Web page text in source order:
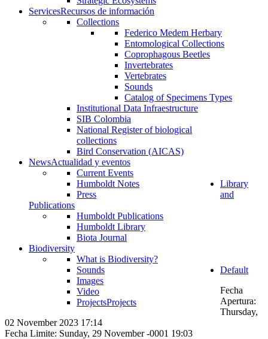
ServicesRecursos de información
Collections
Federico Medem Herbary
Entomological Collections
Coprophagous Beetles
Invertebrates
Vertebrates
Sounds
Catalog of Specimens Types
Institutional Data Infraestructure
SIB Colombia
National Register of biological
collections
Bird Conservation (AICAS)
NewsActualidad y eventos
Current Events
Humboldt Notes
Press
Library
and
Publications
Humboldt Publications
Humboldt Library
Biota Journal
Biodiversity
What is Biodiversity?
Sounds
Images
Video
ProjectsProjects
Default
Fecha
Apertura:
Thursday,
02 November 2023 17:14
Fecha Limite: Sunday, 29 November -0001 19:03